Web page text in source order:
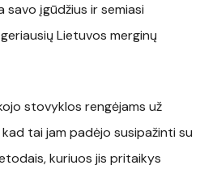
įgūdžius ir semiasi
Lietuvos merginų
stovyklos rengėjams už
tai jam padėjo susipažinti su
kuriuos jis pritaikys